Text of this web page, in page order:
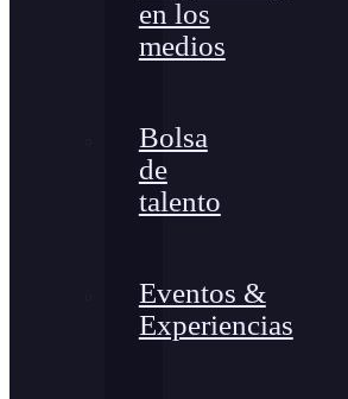
en los
medios
Bolsa
de
talento
Eventos &
Experiencias